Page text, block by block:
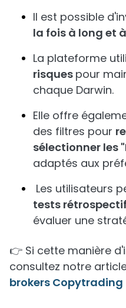
Il est possible
la fois à long et
La plateforme
risques pour
chaque Darwin.
Elle offre
des filtres pour
sélectionner les
adaptés aux
Les utilisateurs
tests
évaluer une
👉 Si cette manière
consultez notre
brokers Copytrading